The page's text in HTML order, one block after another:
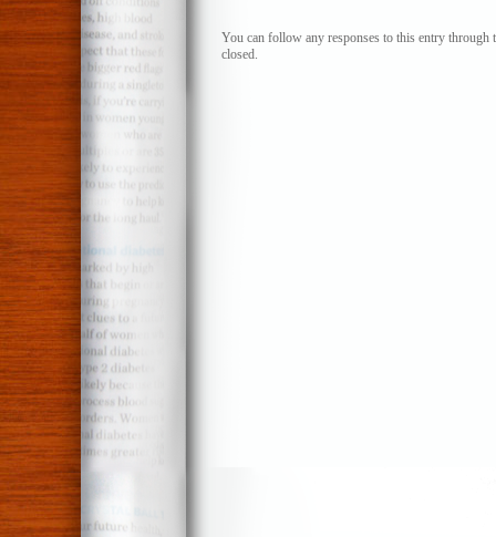
You can follow any responses to this entry through
closed.